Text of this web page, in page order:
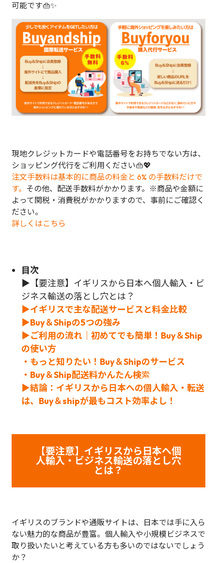
可能です👜✨
現地クレジットカードや電話番号をお持ちでない方は、
ショッピング代行をご利用ください👜💖
注文手数料は基本的に商品の料金と 6% の手数料だけで
す。 その他、配送手数料がかかります。※商品や金額に
よって関税・消費税がかかりますので、事前にご確認く
ださい。
詳しくはこちら
目次
▶ 【要注意】イギリスから日本へ個人輸入・ビ
ジネス輸送の落とし穴とは？
▶イギリスで主な配送サービスと料金比較
▶Buy＆Shipの5つの強み
▶ご利用の流れ｜初めてでも簡単！Buy＆Ship
の使い方
・もっと知りたい！Buy＆Shipのサービス
・Buy＆Ship配送料かんたん検索
▶結論：イギリスから日本への個人輸入・転送
は、Buy＆shipが最もコスト効率よし！
【要注意】イギリスから日本へ個
人輸入・ビジネス輸送の落とし穴
とは？
イギリスのブランドや通販サイトは、日本では手に入ら
ない魅力的な商品が豊富。個人輸入や小規模ビジネスで
取り扱いたいと考えている方も多いのではないでしょう
か？